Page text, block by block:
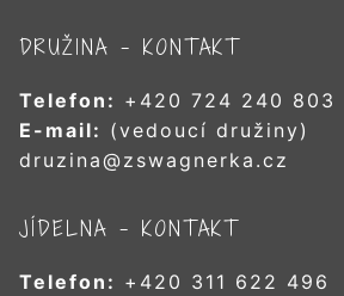
DRUŽINA – KONTAKT
Telefon: +420 724 240 803
E-mail: (vedoucí družiny)
druzina@zswagnerka.cz
JÍDELNA – KONTAKT
Telefon: +420 311 622 496